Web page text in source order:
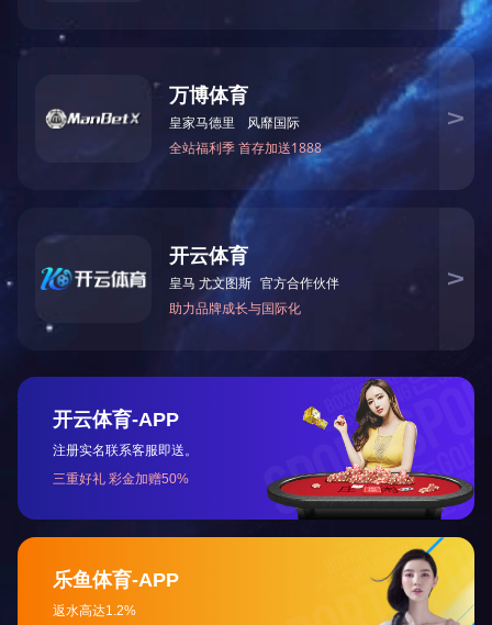
上一篇： 2025全国两会《政府工作报告》要点
下一篇：
咨询与了解
电 话：0745-2261111